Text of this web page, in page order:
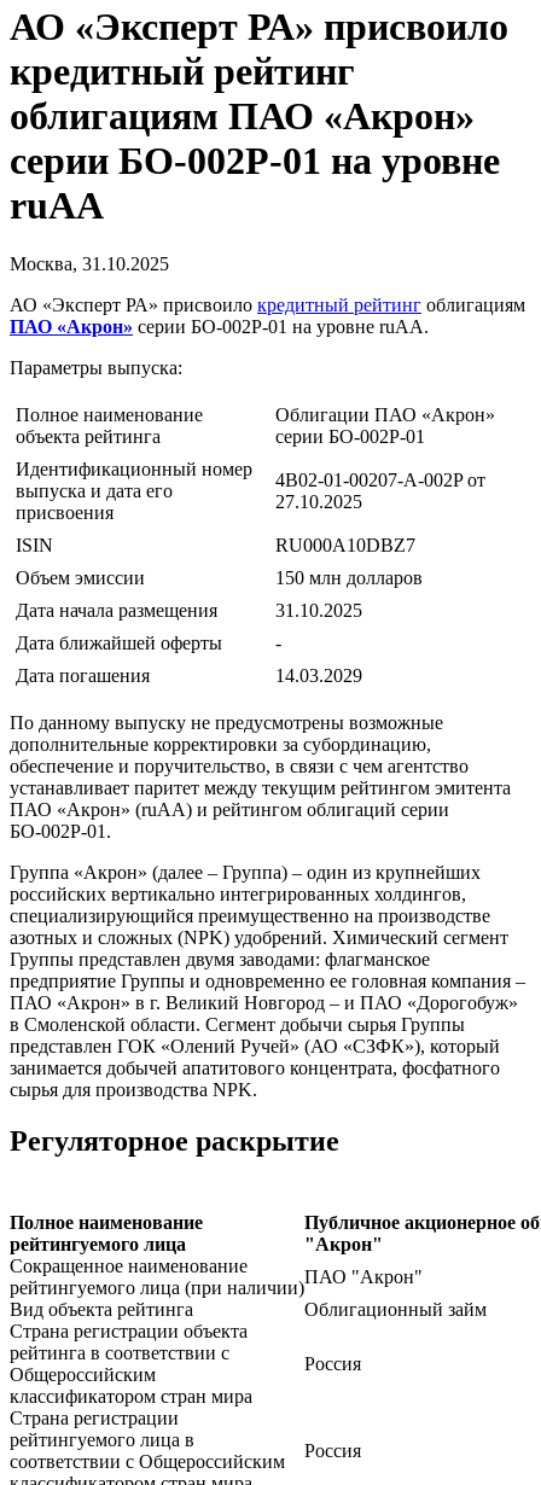
АО «Эксперт РА» присвоило
кредитный рейтинг
облигациям ПАО «Акрон»
серии БО-002Р-01 на уровне
ruAA
Москва, 31.10.2025
АО «Эксперт РА» присвоило кредитный рейтинг облигациям
ПАО «Акрон» серии БО-002Р-01 на уровне ruAA.
Параметры выпуска:
Полное наименование
объекта рейтинга
Облигации ПАО «Акрон»
серии БО-002Р-01
Идентификационный номер
выпуска и дата его
присвоения
4B02-01-00207-A-002P от
27.10.2025
ISIN
RU000A10DBZ7
Объем эмиссии
150 млн долларов
Дата начала размещения
31.10.2025
Дата ближайшей оферты
-
Дата погашения
14.03.2029
По данному выпуску не предусмотрены возможные
дополнительные корректировки за субординацию,
обеспечение и поручительство, в связи с чем агентство
устанавливает паритет между текущим рейтингом эмитента
ПАО «Акрон» (ruAA) и рейтингом облигаций серии
БО-002Р-01.
Группа «Акрон» (далее – Группа) – один из крупнейших
российских вертикально интегрированных холдингов,
специализирующийся преимущественно на производстве
азотных и сложных (NPK) удобрений. Химический сегмент
Группы представлен двумя заводами: флагманское
предприятие Группы и одновременно ее головная компания –
ПАО «Акрон» в г. Великий Новгород – и ПАО «Дорогобуж»
в Смоленской области. Сегмент добычи сырья Группы
представлен ГОК «Олений Ручей» (АО «СЗФК»), который
занимается добычей апатитового концентрата, фосфатного
сырья для производства NPK.
Регуляторное раскрытие
Полное наименование
рейтингуемого лица
Публичное акционерное
"Акрон"
Сокращенное наименование
рейтингуемого лица (при наличии)
ПАО "Акрон"
Вид объекта рейтинга
Облигационный займ
Страна регистрации объекта
рейтинга в соответствии с
Общероссийским
классификатором стран мира
Россия
Страна регистрации
рейтингуемого лица в
соответствии с Общероссийским
Россия